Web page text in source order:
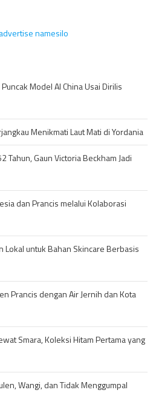
Model AI China Usai Dirilis
Menikmati Laut Mati di Yordania
Tahun, Gaun Victoria Beckham Jadi
dan Prancis melalui Kolaborasi
Lokal untuk Bahan Skincare Berbasis
Prancis dengan Air Jernih dan Kota
Smara, Koleksi Hitam Pertama yang
Wangi, dan Tidak Menggumpal